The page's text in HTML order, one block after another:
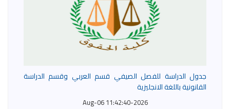
جدول الدراسة للفصل الصيفي قسم العربي وقسم الدراسة
القانونية باللغة الانجليزية
2026-Aug-06 11:42:40